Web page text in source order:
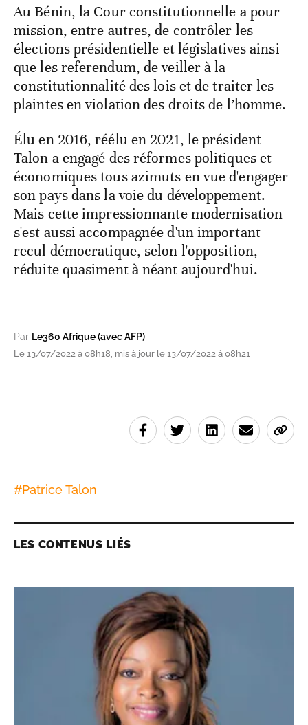
Au Bénin, la Cour constitutionnelle a pour
mission, entre autres, de contrôler les
élections présidentielle et législatives ainsi
que les referendum, de veiller à la
constitutionnalité des lois et de traiter les
plaintes en violation des droits de l’homme.
Élu en 2016, réélu en 2021, le président
Talon a engagé des réformes politiques et
économiques tous azimuts en vue d'engager
son pays dans la voie du développement.
Mais cette impressionnante modernisation
s'est aussi accompagnée d'un important
recul démocratique, selon l'opposition,
réduite quasiment à néant aujourd'hui.
Par Le360 Afrique (avec AFP)
Le 13/07/2022 à 08h18, mis à jour le 13/07/2022 à 08h21
#Patrice Talon
LES CONTENUS LIÉS